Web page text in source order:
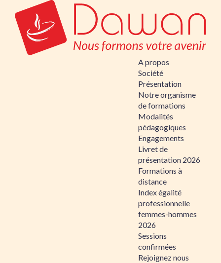
A propos
Société
Présentation
Notre organisme
de formations
Modalités
pédagogiques
Engagements
Livret de
présentation 2026
Formations à
distance
Index égalité
professionnelle
femmes-hommes
2026
Sessions
confirmées
Rejoignez nous